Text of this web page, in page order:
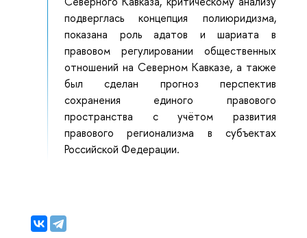
подверглась концепция полиюридизма,
показана роль адатов и шариата в
правовом регулировании общественных
отношений на Северном Кавказе, а также
был сделан прогноз перспектив
сохранения единого правового
пространства с учётом развития
правового регионализма в субъектах
Российской Федерации.